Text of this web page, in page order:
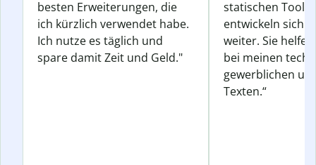
besten Erweiterungen, die
ich kürzlich verwendet habe.
Ich nutze es täglich und
spare damit Zeit und Geld."
statischen
entwickeln sich
weiter. Sie
bei meinen
gewerblichen
Texten.“